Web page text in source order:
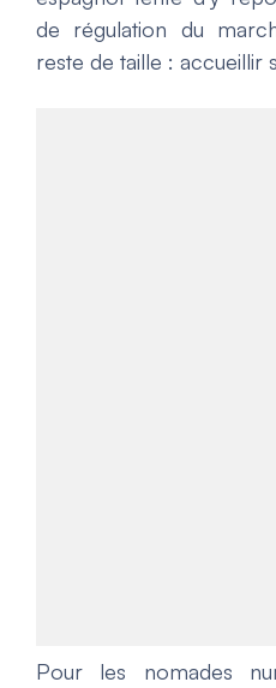
de régulation du
reste de taille : accueillir
Pour les nomades